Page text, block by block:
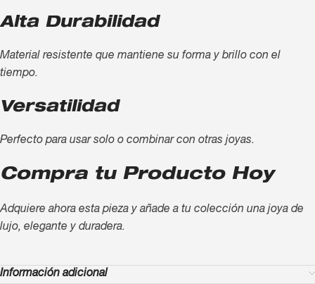
Alta Durabilidad
Material resistente que mantiene su forma y brillo con el
tiempo.
Versatilidad
Perfecto para usar solo o combinar con otras joyas.
Compra tu Producto Hoy
Adquiere ahora esta pieza y añade a tu colección una joya de
lujo, elegante y duradera.
Información adicional